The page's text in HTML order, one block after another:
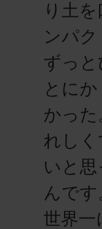
り土
ンパ
ずっ
とに
かっ
れし
いと
んで
世界一